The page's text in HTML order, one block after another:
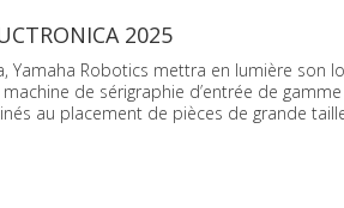
2025
Yamaha Robotics mettra en lumière son
de sérigraphie d’entrée de
au placement de pièces de grande